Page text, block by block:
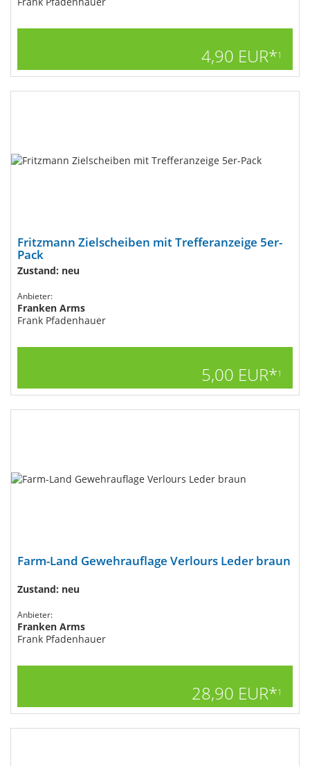
4,90 EUR*1
Fritzmann Zielscheiben mit Trefferanzeige 5er-
Pack
Zustand: neu
Anbieter:
Franken Arms
Frank Pfadenhauer
5,00 EUR*1
Farm-Land Gewehrauflage Verlours Leder braun
Zustand: neu
Anbieter:
Franken Arms
Frank Pfadenhauer
28,90 EUR*1